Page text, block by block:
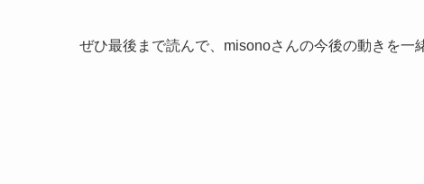
ぜひ最後まで読んで、misonoさんの今後の動きを一